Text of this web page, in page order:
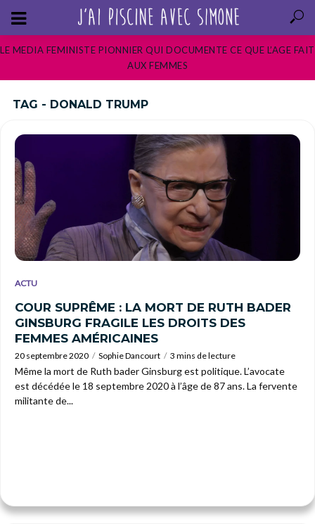
LE MEDIA FEMINISTE PIONNIER QUI DOCUMENTE CE QUE L’AGE FAIT
AUX FEMMES
TAG - DONALD TRUMP
ACTU
COUR SUPRÊME : LA MORT DE RUTH BADER
GINSBURG FRAGILE LES DROITS DES
FEMMES AMÉRICAINES
20 septembre 2020 Sophie Dancourt 3 mins de lecture
Même la mort de Ruth bader Ginsburg est politique. L’avocate
est décédée le 18 septembre 2020 à l’âge de 87 ans. La fervente
militante de...